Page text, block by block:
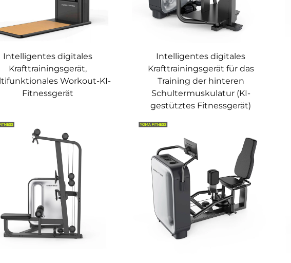
Intelligentes digitales
Krafttrainingsgerät,
Workout-KI-
Fitnessgerät
Intelligentes digitales
Krafttrainingsgerät für das
Training der hinteren
Schultermuskulatur (KI-
gestütztes Fitnessgerät)